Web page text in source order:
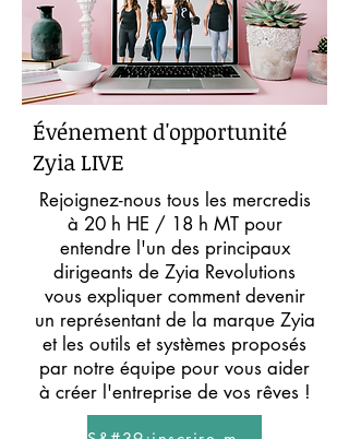
Rejoignez-nous tous les mercredis
à 20 h HE / 18 h MT pour
entendre l'un des principaux
dirigeants de Zyia Revolutions
vous expliquer comment devenir
un représentant de la marque Zyia
et les outils et systèmes proposés
par notre équipe pour vous aider
à créer l'entreprise de vos rêves !
Événement d'opportunité
Zyia LIVE